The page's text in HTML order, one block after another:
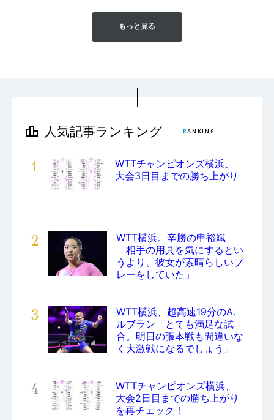
もっと見る
1
WTTチャンピオンズ横浜、
大会3日目までの勝ち上がり
2
WTT横浜。辛勝の申裕斌
「相手の用具を気にするとい
うより、彼女が素晴らしいプ
レーをしていた」
3
WTT横浜、超高速19分のA.
ルブラン「とても満足な試
合。明日の張本戦も間違いな
く大激戦になるでしょう」
4
WTTチャンピオンズ横浜、
大会2日目までの勝ち上がり
を再チェック！